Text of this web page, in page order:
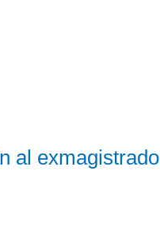
al exmagistrado